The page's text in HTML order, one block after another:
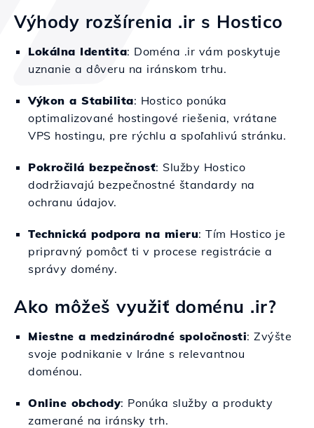
Výhody rozšírenia .ir s Hostico
Lokálna Identita: Doména .ir vám poskytuje
uznanie a dôveru na iránskom trhu.
Výkon a Stabilita: Hostico ponúka
optimalizované hostingové riešenia, vrátane
VPS hostingu, pre rýchlu a spoľahlivú stránku.
Pokročilá bezpečnosť: Služby Hostico
dodržiavajú bezpečnostné štandardy na
ochranu údajov.
Technická podpora na mieru: Tím Hostico je
pripravný pomôcť ti v procese registrácie a
správy domény.
Ako môžeš využiť doménu .ir?
Miestne a medzinárodné spoločnosti: Zvýšte
svoje podnikanie v Iráne s relevantnou
doménou.
Online obchody: Ponúka služby a produkty
zamerané na iránsky trh.